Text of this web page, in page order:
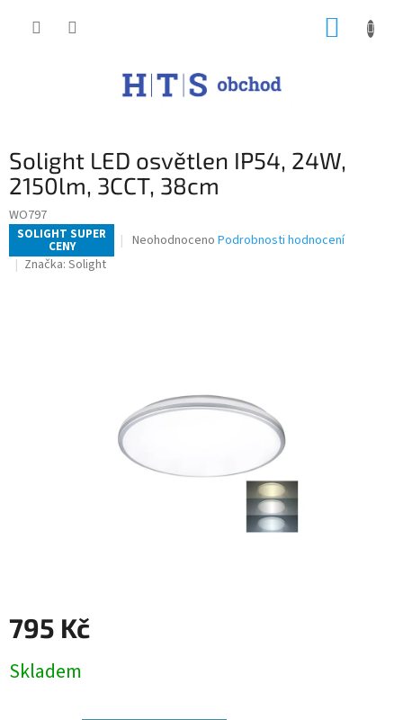
Solight LED osvětlen IP54, 24W,
2150lm, 3CCT, 38cm
WO797
SOLIGHT SUPER
CENY
Průměrné
Neohodnoceno Podrobnosti hodnocení
Značka: Solight
795 Kč
cena:
Skladem